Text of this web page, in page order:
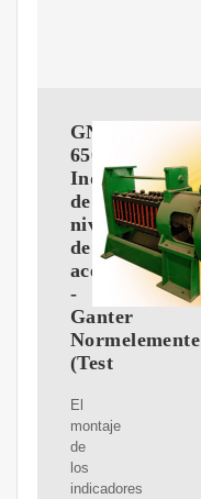
GN
650
Indicadores
de
nivel
de
aceite
-
Ganter
Normelemente
(Test
El
montaje
de
los
indicadores